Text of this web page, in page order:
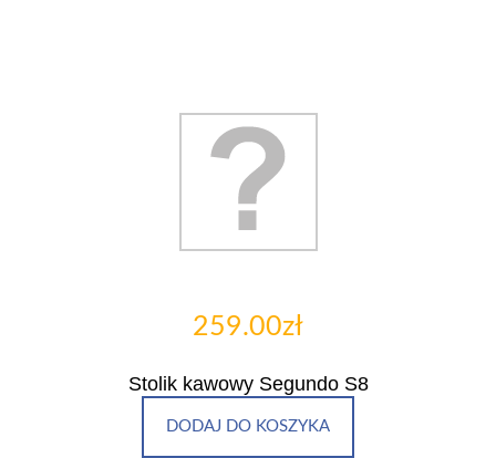
259.00zł
Stolik kawowy Segundo S8
DODAJ DO KOSZYKA